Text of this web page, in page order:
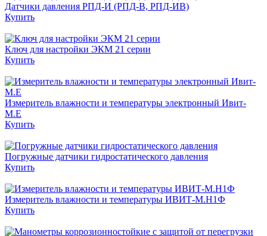
Датчики давления РПД-И (РПД-В, РПД-ИВ)
Купить
Ключ для настройки ЭКМ 21 серии
Купить
Измеритель влажности и температуры электронный Ивит-
М.Е
Купить
Погружные датчики гидростатического давления
Купить
Измеритель влажности и температуры ИВИТ-М.Н1Ф
Купить